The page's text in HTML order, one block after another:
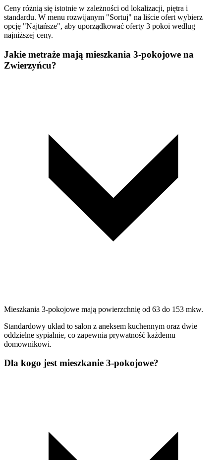
Ceny różnią się istotnie w zależności od lokalizacji, piętra i
standardu. W menu rozwijanym "Sortuj" na liście ofert wybierz
opcję "Najtańsze", aby uporządkować oferty 3 pokoi według
najniższej ceny.
Jakie metraże mają mieszkania 3-pokojowe na
Zwierzyńcu?
Mieszkania 3-pokojowe mają powierzchnię od 63 do 153 mkw.
Standardowy układ to salon z aneksem kuchennym oraz dwie
oddzielne sypialnie, co zapewnia prywatność każdemu
domownikowi.
Dla kogo jest mieszkanie 3-pokojowe?